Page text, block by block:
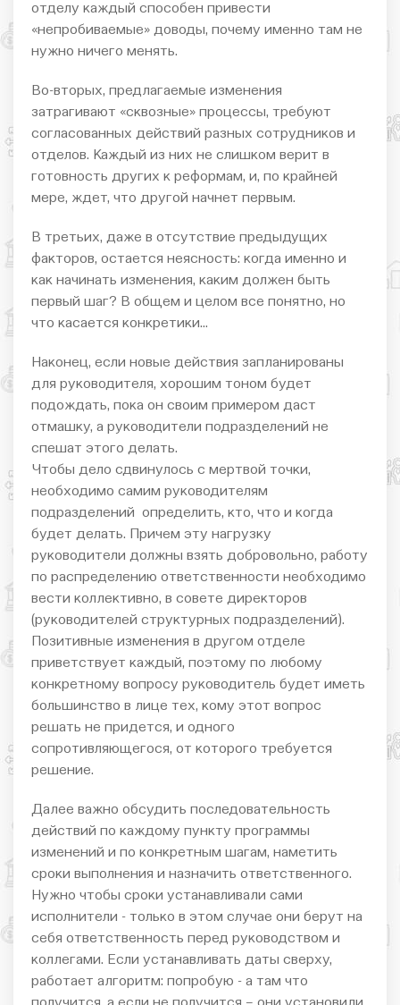
отделу каждый способен привести
«непробиваемые» доводы, почему именно там не
нужно ничего менять.
Во-вторых, предлагаемые изменения
затрагивают «сквозные» процессы, требуют
согласованных действий разных сотрудников и
отделов. Каждый из них не слишком верит в
готовность других к реформам, и, по крайней
мере, ждет, что другой начнет первым.
В третьих, даже в отсутствие предыдущих
факторов, остается неясность: когда именно и
как начинать изменения, каким должен быть
первый шаг? В общем и целом все понятно, но
что касается конкретики…
Наконец, если новые действия запланированы
для руководителя, хорошим тоном будет
подождать, пока он своим примером даст
отмашку, а руководители подразделений не
спешат этого делать.
Чтобы дело сдвинулось с мертвой точки,
необходимо самим руководителям
подразделений определить, кто, что и когда
будет делать. Причем эту нагрузку
руководители должны взять добровольно, работу
по распределению ответственности необходимо
вести коллективно, в совете директоров
(руководителей структурных подразделений).
Позитивные изменения в другом отделе
приветствует каждый, поэтому по любому
конкретному вопросу руководитель будет иметь
большинство в лице тех, кому этот вопрос
решать не придется, и одного
сопротивляющегося, от которого требуется
решение.
Далее важно обсудить последовательность
действий по каждому пункту программы
изменений и по конкретным шагам, наметить
сроки выполнения и назначить ответственного.
Нужно чтобы сроки устанавливали сами
исполнители - только в этом случае они берут на
себя ответственность перед руководством и
коллегами. Если устанавливать даты сверху,
работает алгоритм: попробую - а там что